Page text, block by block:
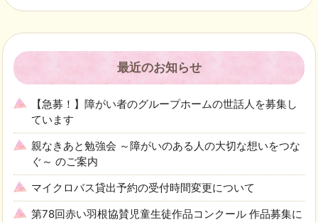
最近のお知らせ
【急募！】障がい者のグループホームの世話人を募集し
ています
親なきあと勉強会 ～障がいのある人の大切な想いをつな
ぐ～ のご案内
マイクロバス貸出予約の受付時間変更について
第78回赤い羽根協賛児童生徒作品コンクール 作品募集に